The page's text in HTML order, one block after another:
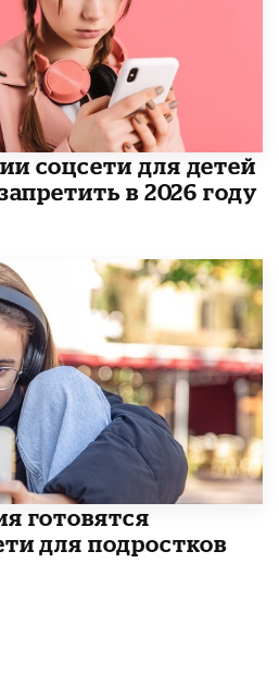
соцсети для детей
в 2026 году
готовятся
для подростков